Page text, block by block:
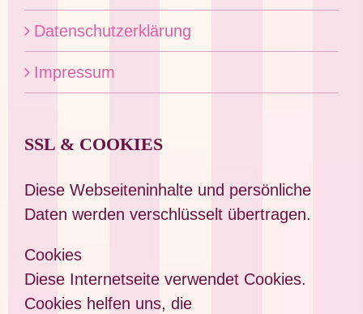
Datenschutzerklärung
Impressum
SSL & COOKIES
Diese Webseiteninhalte und persönliche
Daten werden verschlüsselt übertragen.
Cookies
Diese Internetseite verwendet Cookies.
Cookies helfen uns, die